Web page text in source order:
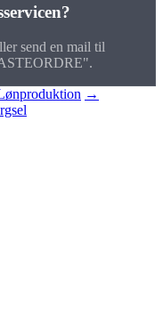
send en mail til
→